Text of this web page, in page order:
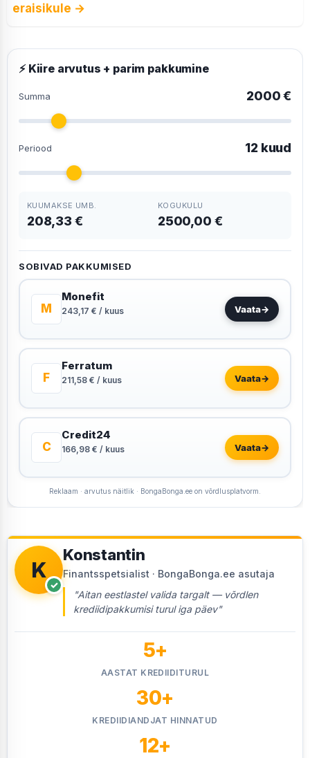
eraisikule →
⚡ Kiire arvutus + parim pakkumine
Summa 2000 €
Periood 12 kuud
KUUMAKSE UMB.
208,33 €
KOGUKULU
2500,00 €
SOBIVAD PAKKUMISED
M
Monefit
243,17 € / kuus Vaata→
F
Ferratum
211,58 € / kuus Vaata→
C
Credit24
166,98 € / kuus Vaata→
Reklaam · arvutus näitlik · BongaBonga.ee on võrdlusplatvorm.
K
✓
Konstantin
Finantsspetsialist · BongaBonga.ee asutaja
"Aitan eestlastel valida targalt — võrdlen
krediidipakkumisi turul iga päev"
5+
AASTAT KREDIIDITURUL
30+
KREDIIDIANDJAT HINNATUD
12+